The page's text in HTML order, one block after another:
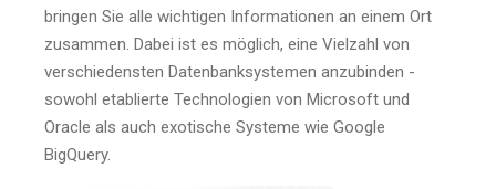
bringen Sie alle wichtigen Informationen an einem Ort
zusammen. Dabei ist es möglich, eine Vielzahl von
verschiedensten Datenbanksystemen anzubinden -
sowohl etablierte Technologien von Microsoft und
Oracle als auch exotische Systeme wie Google
BigQuery.